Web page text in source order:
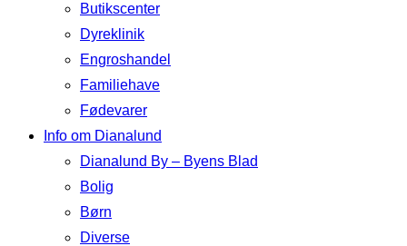
Butikscenter
Dyreklinik
Engroshandel
Familiehave
Fødevarer
Info om Dianalund
Dianalund By – Byens Blad
Bolig
Børn
Diverse